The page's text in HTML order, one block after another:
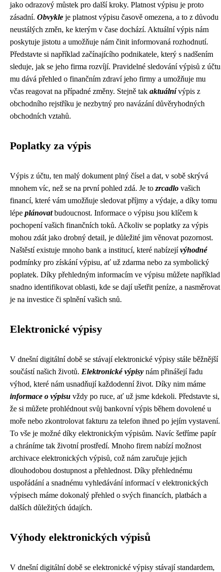
jako odrazový můstek pro další kroky. Platnost výpisu je proto
zásadní. Obvykle je platnost výpisu časově omezena, a to z důvodu
neustálých změn, ke kterým v čase dochází. Aktuální výpis nám
poskytuje jistotu a umožňuje nám činit informovaná rozhodnutí.
Představte si například začínajícího podnikatele, který s nadšením
sleduje, jak se jeho firma rozvíjí. Pravidelné sledování výpisů z účtu
mu dává přehled o finančním zdraví jeho firmy a umožňuje mu
včas reagovat na případné změny. Stejně tak aktuálnívýpis z
obchodního rejstříku je nezbytný pro navázání důvěryhodných
obchodních vztahů.
Poplatky za výpis
Výpis z účtu, ten malý dokument plný čísel a dat, v sobě skrývá
mnohem víc, než se na první pohled zdá. Je to zrcadlo vašich
financí, které vám umožňuje sledovat příjmy a výdaje, a díky tomu
lépe plánovatbudoucnost. Informace o výpisu jsou klíčem k
pochopení vašich finančních toků. Ačkoliv se poplatky za výpis
mohou zdát jako drobný detail, je důležité jim věnovat pozornost.
Naštěstí existuje mnoho bank a institucí, které nabízejívýhodné
podmínky pro získání výpisu, ať už zdarma nebo za symbolický
poplatek. Díky přehledným informacím ve výpisu můžete například
snadno identifikovat oblasti, kde se dají ušetřit peníze, a nasměrovat
je na investice či splnění vašich snů.
Elektronické výpisy
V dnešní digitální době se stávají elektronické výpisy stále běžnější
součástí našich životů. Elektronické výpisy nám přinášejí řadu
výhod, které nám usnadňují každodenní život. Díky nim máme
informace o výpisu vždy po ruce, ať už jsme kdekoli. Představte si,
že si můžete prohlédnout svůj bankovní výpis během dovolené u
moře nebo zkontrolovat fakturu za telefon ihned po jejím vystavení.
To vše je možné díky elektronickým výpisům. Navíc šetříme papír
a chráníme tak životní prostředí. Mnoho firem nabízí možnost
archivace elektronických výpisů, což nám zaručuje jejich
dlouhodobou dostupnost a přehlednost. Díky přehlednému
uspořádání a snadnému vyhledávání informací v elektronických
výpisech máme dokonalý přehled o svých financích, platbách a
dalších důležitých údajích.
Výhody elektronických výpisů
V dnešní digitální době se elektronické výpisy stávají standardem,